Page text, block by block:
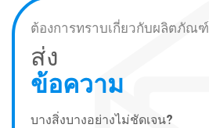
ต้องการทราบเกี่ยวกับผลิตภัณ
ส่ง
ข้อความ
บางสิ่งบางอย่างไม่ชัดเจน?